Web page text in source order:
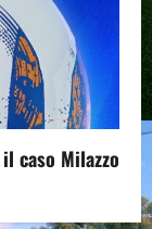
caso Milazzo